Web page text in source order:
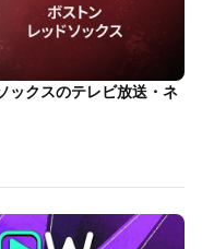
ックスのテレビ放送・ネ